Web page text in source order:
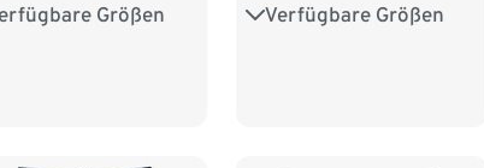
Größen
38 M 40/42 Verfügbare Größen
S 36/38 M 40/42